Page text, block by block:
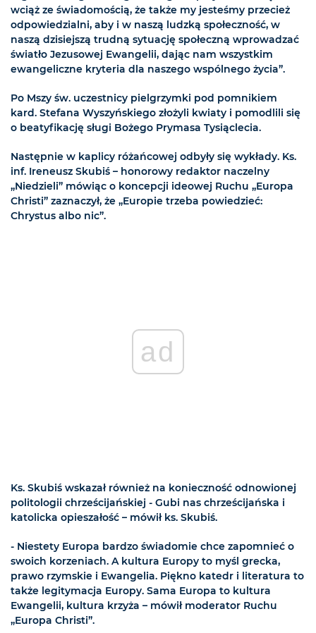
wciąż ze świadomością, że także my jesteśmy przecież
odpowiedzialni, aby i w naszą ludzką społeczność, w
naszą dzisiejszą trudną sytuację społeczną wprowadzać
światło Jezusowej Ewangelii, dając nam wszystkim
ewangeliczne kryteria dla naszego wspólnego życia”.
Po Mszy św. uczestnicy pielgrzymki pod pomnikiem
kard. Stefana Wyszyńskiego złożyli kwiaty i pomodlili się
o beatyfikację sługi Bożego Prymasa Tysiąclecia.
Następnie w kaplicy różańcowej odbyły się wykłady. Ks.
inf. Ireneusz Skubiś – honorowy redaktor naczelny
„Niedzieli” mówiąc o koncepcji ideowej Ruchu „Europa
Christi” zaznaczył, że „Europie trzeba powiedzieć:
Chrystus albo nic”.
ad
Ks. Skubiś wskazał również na konieczność odnowionej
politologii chrześcijańskiej - Gubi nas chrześcijańska i
katolicka opieszałość – mówił ks. Skubiś.
- Niestety Europa bardzo świadomie chce zapomnieć o
swoich korzeniach. A kultura Europy to myśl grecka,
prawo rzymskie i Ewangelia. Piękno katedr i literatura to
także legitymacja Europy. Sama Europa to kultura
Ewangelii, kultura krzyża – mówił moderator Ruchu
„Europa Christi”.